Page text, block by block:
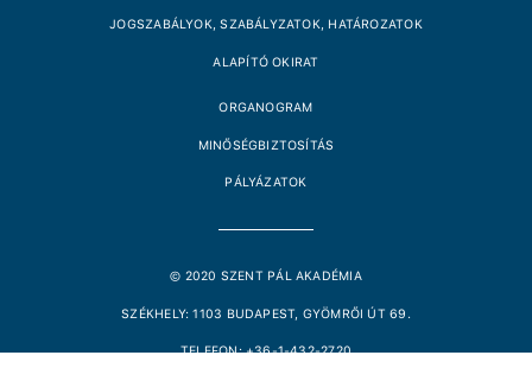
JOGSZABÁLYOK, SZABÁLYZATOK, HATÁROZATOK
ALAPÍTÓ OKIRAT
ORGANOGRAM
MINŐSÉGBIZTOSÍTÁS
PÁLYÁZATOK
© 2020 SZENT PÁL AKADÉMIA
SZÉKHELY: 1103 BUDAPEST, GYÖMRŐI ÚT 69.
TELEFON: +36-1-432-2720